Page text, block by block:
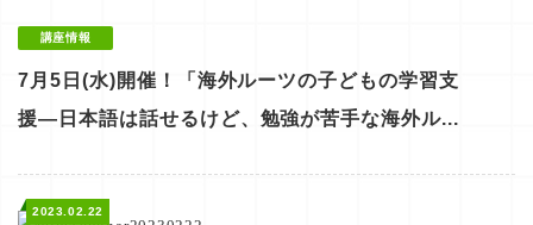
講座情報
7月5日(水)開催！「海外ルーツの子どもの学習支
援―日本語は話せるけど、勉強が苦手な海外ル...
2023.02.22